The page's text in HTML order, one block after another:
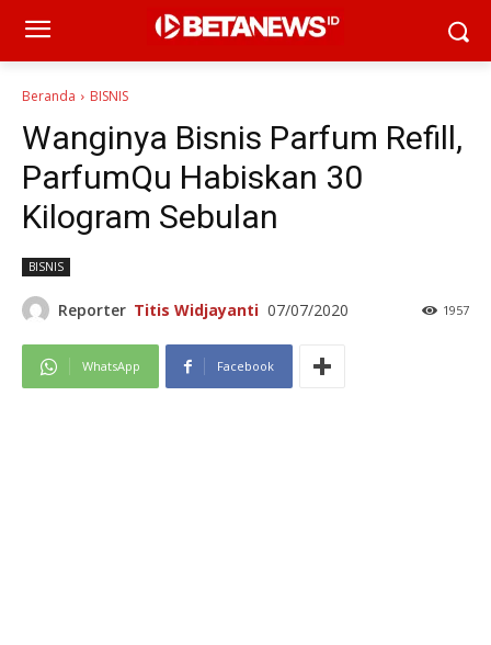
Beranda BISNIS
Wanginya Bisnis Parfum Refill,
ParfumQu Habiskan 30
Kilogram Sebulan
BISNIS
Reporter Titis Widjayanti 07/07/2020 1957
WhatsApp Facebook